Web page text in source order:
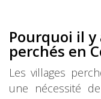
Pourquoi il
perchés en
Les villages
une nécessité